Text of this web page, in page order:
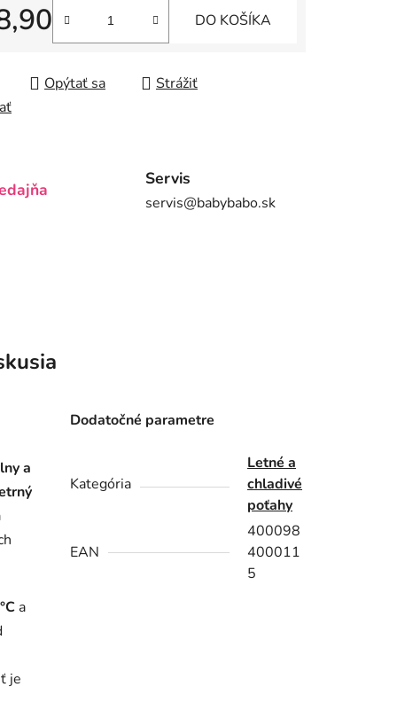
cena:
DO KOŠÍKA
Opýtať sa
Strážiť
Servis
servis@babybabo.sk
a
a
je
Dodatočné parametre
Kategória
Letné a
chladivé
poťahy
EAN
400098
400011
5